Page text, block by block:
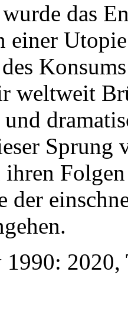
das
einer
weltweit
Sprung
ihren
der
2020,